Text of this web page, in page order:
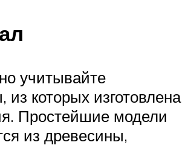
учитывайте
из которых изготовлена
Простейшие модели
из древесины,